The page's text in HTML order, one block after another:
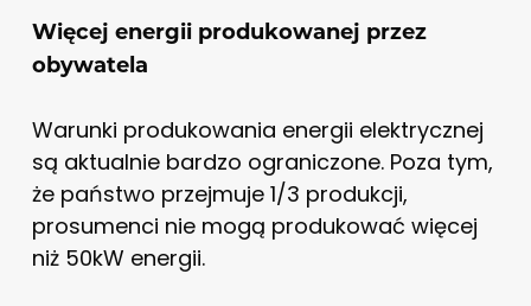
Więcej energii produkowanej przez
obywatela
Warunki produkowania energii elektrycznej
są aktualnie bardzo ograniczone. Poza tym,
że państwo przejmuje 1/3 produkcji,
prosumenci nie mogą produkować więcej
niż 50kW energii.